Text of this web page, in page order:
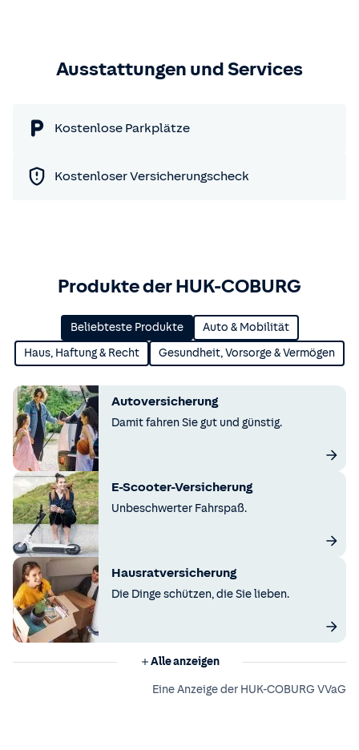
Ausstattungen und Services
Kostenlose Parkplätze
Kostenloser Versicherungscheck
Produkte der HUK-COBURG
Beliebteste Produkte Auto & Mobilität
Haus, Haftung & Recht Gesundheit, Vorsorge & Vermögen
Autoversicherung
Damit fahren Sie gut und günstig.
E-Scooter-Versicherung
Unbeschwerter Fahrspaß.
Hausratversicherung
Die Dinge schützen, die Sie lieben.
Alle anzeigen
Eine Anzeige der HUK-COBURG VVaG